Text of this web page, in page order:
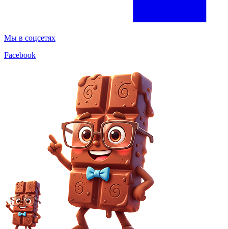
Мы в соцсетях
Facebook